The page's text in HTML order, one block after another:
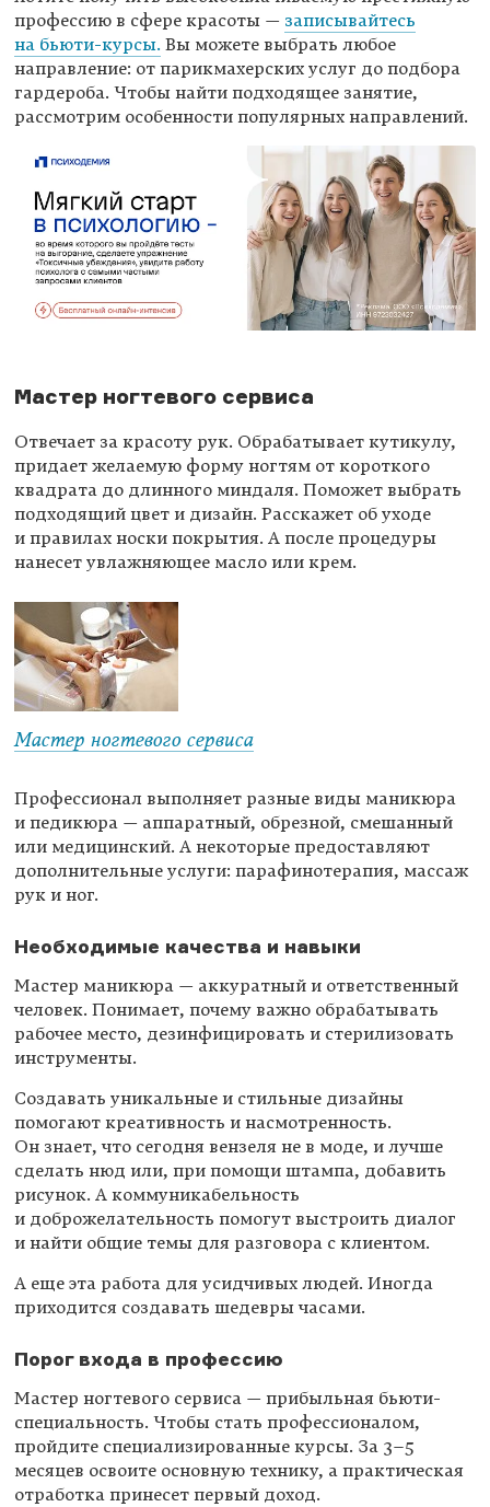
профессию в сфере красоты — записывайтесь
на бьюти-курсы. Вы можете выбрать любое
направление: от парикмахерских услуг до подбора
гардероба. Чтобы найти подходящее занятие,
рассмотрим особенности популярных направлений.
Мастер ногтевого сервиса
Отвечает за красоту рук. Обрабатывает кутикулу,
придает желаемую форму ногтям от короткого
квадрата до длинного миндаля. Поможет выбрать
подходящий цвет и дизайн. Расскажет об уходе
и правилах носки покрытия. А после процедуры
нанесет увлажняющее масло или крем.
Мастер ногтевого сервиса
Профессионал выполняет разные виды маникюра
и педикюра — аппаратный, обрезной, смешанный
или медицинский. А некоторые предоставляют
дополнительные услуги: парафинотерапия, массаж
рук и ног.
Необходимые качества и навыки
Мастер маникюра — аккуратный и ответственный
человек. Понимает, почему важно обрабатывать
рабочее место, дезинфицировать и стерилизовать
инструменты.
Создавать уникальные и стильные дизайны
помогают креативность и насмотренность.
Он знает, что сегодня вензеля не в моде, и лучше
сделать нюд или, при помощи штампа, добавить
рисунок. А коммуникабельность
и доброжелательность помогут выстроить диалог
и найти общие темы для разговора с клиентом.
А еще эта работа для усидчивых людей. Иногда
приходится создавать шедевры часами.
Порог входа в профессию
Мастер ногтевого сервиса — прибыльная бьюти-
специальность. Чтобы стать профессионалом,
пройдите специализированные курсы. За 3–5
месяцев освоите основную технику, а практическая
отработка принесет первый доход.